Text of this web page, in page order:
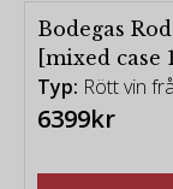
Bodegas
[mixed case
Typ: Rött vin
6399kr